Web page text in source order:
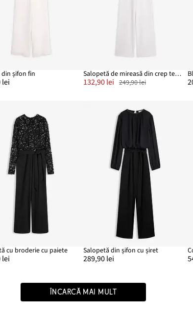
șifon fin
lei
Salopetă de mireasă din crep texturat și broderie cu perluțe
132,90 lei 249,90 lei
cu broderie cu paiete
lei
Salopetă din șifon cu șiret
289,90 lei
ÎNCARCĂ MAI MULT